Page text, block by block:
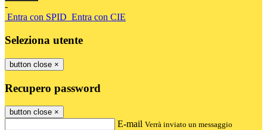
-
Entra con SPID Entra con CIE
Seleziona utente
button close ×
Recupero password
button close ×
E-mail Verrà inviato un messaggio